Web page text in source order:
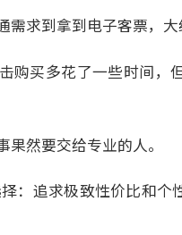
需求到拿到电子客票，大
购买多花了一些时间，
然要交给专业的人。
：追求极致性价比和